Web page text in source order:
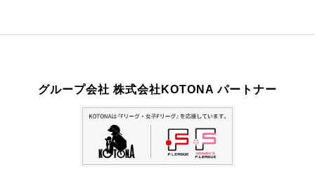
グループ会社 株式会社KOTONA パートナー